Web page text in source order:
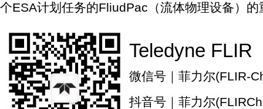
个ESA计划任务的FliudPac（流体物理设备）的
Teledyne FLIR
微信号｜菲力尔(FLIR-
抖音号｜菲力尔